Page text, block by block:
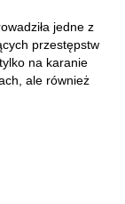
jedne z
przestępstw
na karanie
ale również